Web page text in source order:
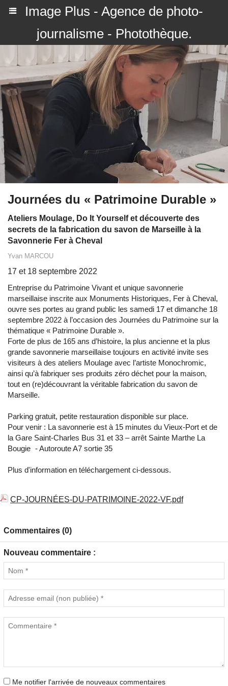
Image Plus - Agence de photo-
journalisme - Photothèque.
Journées du « Patrimoine Durable »
Ateliers Moulage, Do It Yourself et découverte des
secrets de la fabrication du savon de Marseille à la
Savonnerie Fer à Cheval
Yvan MARCOU
17 et 18 septembre 2022
Entreprise du Patrimoine Vivant et unique savonnerie
marseillaise inscrite aux Monuments Historiques, Fer à Cheval,
ouvre ses portes au grand public les samedi 17 et dimanche 18
septembre 2022 à l’occasion des Journées du Patrimoine sur la
thématique « Patrimoine Durable ».
Forte de plus de 165 ans d’histoire, la plus ancienne et la plus
grande savonnerie marseillaise toujours en activité invite ses
visiteurs à des ateliers Moulage avec l’artiste Monochromic,
ainsi qu’à fabriquer ses produits zéro déchet pour la maison,
tout en (re)découvrant la véritable fabrication du savon de
Marseille.
Parking gratuit, petite restauration disponible sur place.
Pour venir : La savonnerie est à 15 minutes du Vieux-Port et de
la Gare Saint-Charles Bus 31 et 33 – arrêt Sainte Marthe La
Bougie - Autoroute A7 sortie 35
Plus d'information en téléchargement ci-dessous.
CP-JOURNÉES-DU-PATRIMOINE-2022-VF.pdf
Commentaires (0)
Nouveau commentaire :
Me notifier l'arrivée de nouveaux commentaires